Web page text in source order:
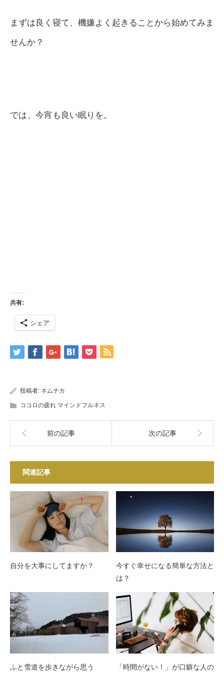
まずは良く寝て、機嫌よく起きることから始めてみま
せんか？
では、今宵も良い眠りを。
共有:
シェア
投稿者: ネムチカ
ココロの疲れ マインドフルネス
前の記事 次の記事
関連記事
自分を大事にしてますか？
今すぐ幸せになる簡単な方法と
は？
ふと雪道を歩きながら思う
「時間がない！」が口癖な人の